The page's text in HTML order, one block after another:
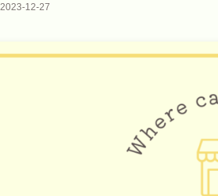
2023-12-27